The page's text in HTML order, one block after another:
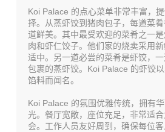
Koi Palace 的点心菜单非常丰富，
择。从蒸虾饺到猪肉包子，每道菜
道鲜美。其中最受欢迎的菜肴之一
肉和虾仁饺子。他们家的烧卖采用
适中。另一道必尝的菜肴是虾饺，
包裹的蒸虾饺。Koi Palace 的虾饺
馅料而闻名。
Koi Palace 的氛围优雅传统，拥有
光。餐厅宽敞，座位充足，非常适
会。工作人员友好周到，确保每位